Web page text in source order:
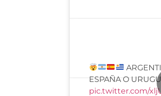
ESPAÑA O
pic.twitter.com/